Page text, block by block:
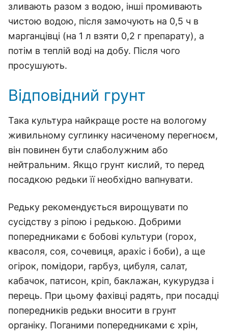
зливають разом з водою, інші промивають
чистою водою, після замочують на 0,5 ч в
марганцівці (на 1 л взяти 0,2 г препарату), а
потім в теплій воді на добу. Після чого
просушують.
Відповідний грунт
Така культура найкраще росте на вологому
живильному суглинку насиченому перегноєм,
він повинен бути слаболужним або
нейтральним. Якщо грунт кислий, то перед
посадкою редьки її необхідно вапнувати.
Редьку рекомендується вирощувати по
сусідству з ріпою і редькою. Добрими
попередниками є бобові культури (горох,
квасоля, соя, сочевиця, арахіс і боби), а ще
огірок, помідори, гарбуз, цибуля, салат,
кабачок, патисон, кріп, баклажан, кукурудза і
перець. При цьому фахівці радять, при посадці
попередників редьки вносити в грунт
органіку. Поганими попередниками є хрін,